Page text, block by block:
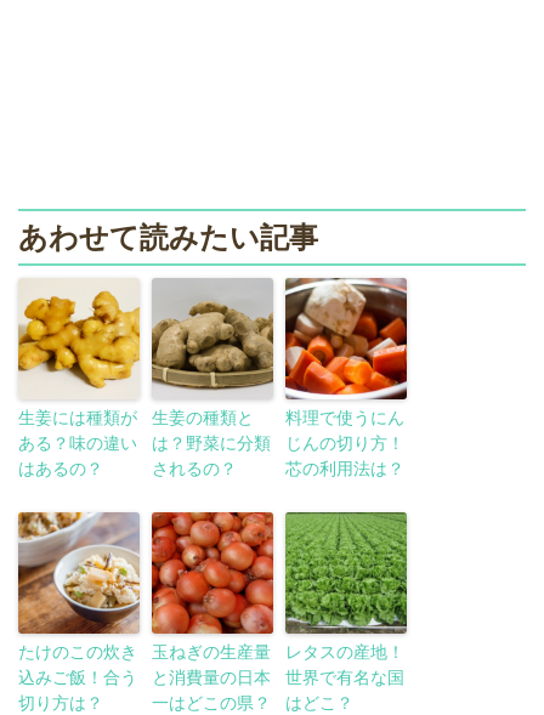
あわせて読みたい記事
生姜には種類が
ある？味の違い
はあるの？
生姜の種類と
は？野菜に分類
されるの？
料理で使うにん
じんの切り方！
芯の利用法は？
たけのこの炊き
込みご飯！合う
切り方は？
玉ねぎの生産量
と消費量の日本
一はどこの県？
レタスの産地！
世界で有名な国
はどこ？